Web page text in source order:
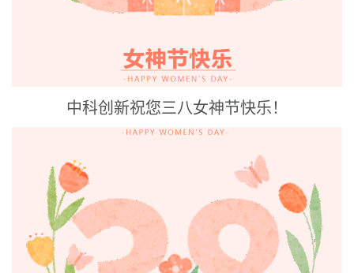
中科创新祝您三八女神节快乐！